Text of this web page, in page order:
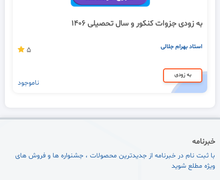
به زودی جزوات کنکور و سال تحصیلی 1406
استاد بهرام جلالی 5
به زودی
ناموجود
خبرنامه
با ثبت نام در خبرنامه از جدیدترین محصولات ، جشنواره ها و فروش های
ویژه مطلع شوید